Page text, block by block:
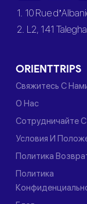
1. 10 Rue
2. L2, 141
ORIENTTRIPS
Свяжитесь С
О Нас
Сотрудничайте
Условия И
Политика
Политика